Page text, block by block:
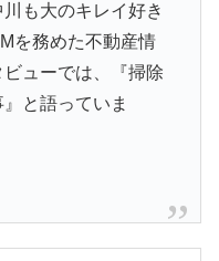
も大のキレイ好き
を務めた不動産情
ューでは、『掃除
と語っていま